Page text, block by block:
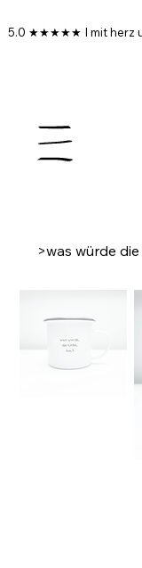
5.0 ★★★★★ I mit herz
>was würde